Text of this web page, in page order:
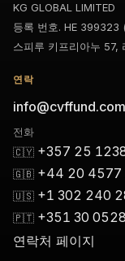
KG GLOBAL LIMITED
등록 번호. HE 399323
스피루 키프리아누 57,
연락
info@cvffund.com
전화
🇨🇾 +357 25
🇬🇧 +44 20 4577
🇺🇸 +1 302 240
🇵🇹 +351 30
연락처 페이지